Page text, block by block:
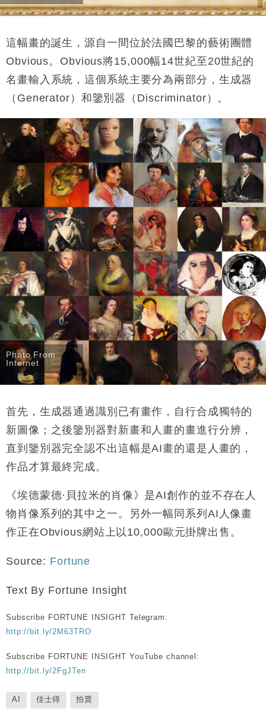
這幅畫的誕生，源自一間位於法國巴黎的藝術團體
Obvious。 Obvious將15,000幅14世紀至20世紀的
名畫輸入系統，這個系統主要分為兩部分，生成器
（ Generator ）和鑒別器（ Discriminator ）。
Photo From
Internet
首先，生成器通過識別已有畫作，自行合成獨特的
新圖像；之後鑒別器對新畫和人畫的畫進行分辨，
直到鑒別器完全認不出這幅是AI畫的還是人畫的，
作品才算最終完成。
《埃德蒙德· 貝拉米的肖像》是AI創作的並不存在人
物肖像系列的其中之一。另外一幅同系列 AI 人像畫
作正在Obvious網站上以10,000歐元掛牌出售。
Source: Fortune
Text By Fortune Insight
Subscribe FORTUNE INSIGHT Telegram:
http://bit.ly/2M63TRO
Subscribe FORTUNE INSIGHT YouTube channel:
http://bit.ly/2FgJTen
AI 佳士得 拍賣